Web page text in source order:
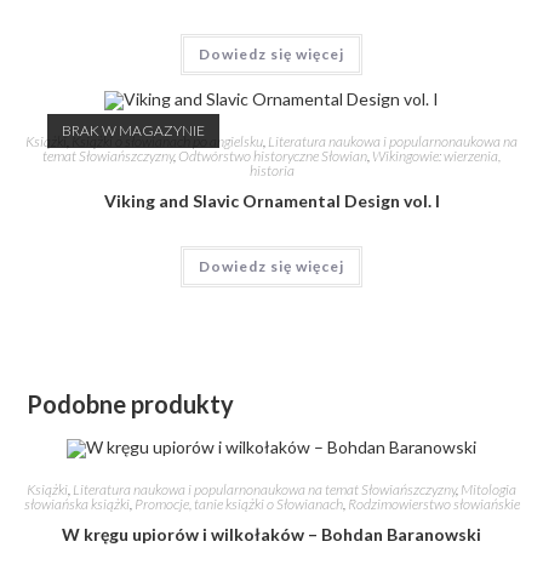
Dowiedz się więcej
BRAK W MAGAZYNIE
Książki,Książki o słowianach po angielsku Literatura naukowa i popularnonaukowa na
temat Słowiańszczyzny, Odtwórstwo historyczne Słowian Wikingowie: wierzenia,
historia
Viking and Slavic Ornamental Design vol. I
Dowiedz się więcej
Podobne produkty
Książki, Literatura naukowa i popularnonaukowa na temat Słowiańszczyzny, Mitologia
słowiańska książki, Promocje, tanie książki o Słowianach, Rodzimowierstwo słowiańskie
W kręgu upiorów i wilkołaków – Bohdan Baranowski